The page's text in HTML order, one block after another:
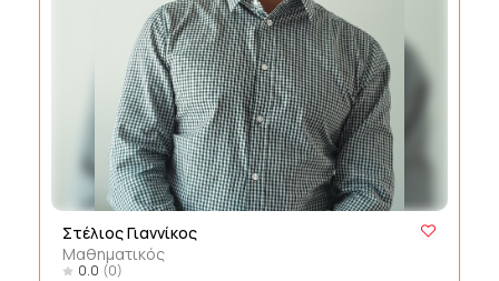
Στέλιος Γιαννίκος
Μαθηματικός
0.0 (0)